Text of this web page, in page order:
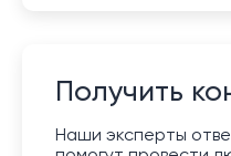
Получить
Наши эксперты